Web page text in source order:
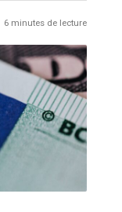
6 minutes de lecture